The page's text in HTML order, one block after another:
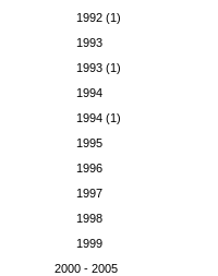
1992 (1)
1993
1993 (1)
1994
1994 (1)
1995
1996
1997
1998
1999
2000 - 2005